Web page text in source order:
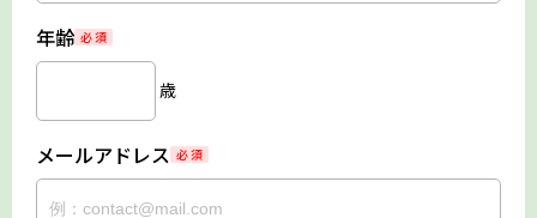
年齢 必 須
歳
メールアドレス 必 須